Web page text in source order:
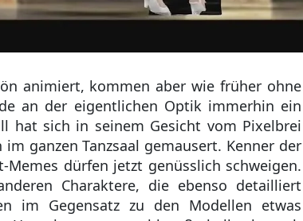
animiert, kommen aber wie früher ohne
an der eigentlichen Optik immerhin ein
hat sich in seinem Gesicht vom Pixelbrei
ganzen Tanzsaal gemausert. Kenner der
dürfen jetzt genüsslich schweigen.
Charaktere, die ebenso detailliert
im Gegensatz zu den Modellen etwas